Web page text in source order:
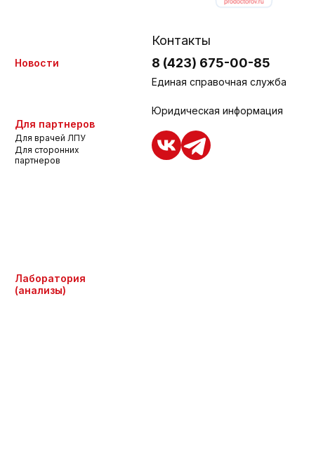
Новости
Для партнеров
Для врачей ЛПУ
Для сторонних
партнеров
Лаборатория
(анализы)
Контакты
8 (423) 675-00-85
Единая справочная служба
Юридическая информация